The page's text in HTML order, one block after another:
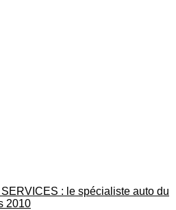
: le spécialiste auto du
2010